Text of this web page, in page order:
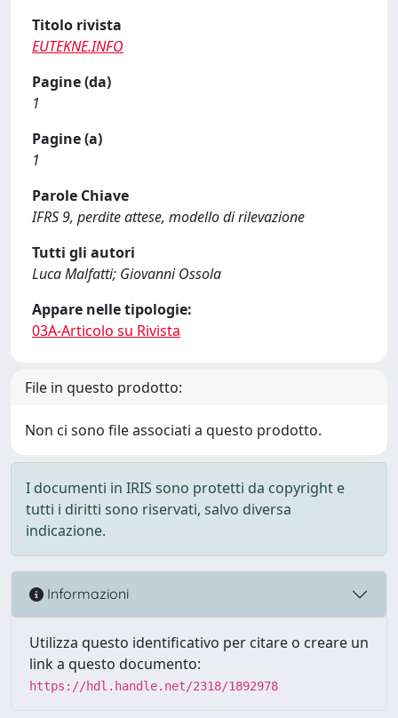
Titolo rivista
EUTEKNE.INFO
Pagine (da)
1
Pagine (a)
1
Parole Chiave
IFRS 9, perdite attese, modello di rilevazione
Tutti gli autori
Luca Malfatti; Giovanni Ossola
Appare nelle tipologie:
03A-Articolo su Rivista
File in questo prodotto:
Non ci sono file associati a questo prodotto.
I documenti in IRIS sono protetti da copyright e
tutti i diritti sono riservati, salvo diversa
indicazione.
Informazioni
Utilizza questo identificativo per citare o creare un
link a questo documento:
https://hdl.handle.net/2318/1892978